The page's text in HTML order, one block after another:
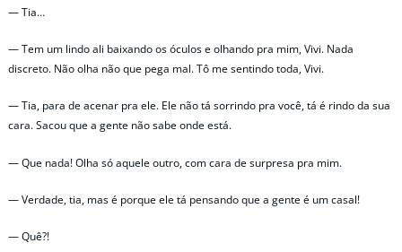
— Tia…
— Tem um lindo ali baixando os óculos e olhando pra mim, Vivi. Nada
discreto. Não olha não que pega mal. Tô me sentindo toda, Vivi.
— Tia, para de acenar pra ele. Ele não tá sorrindo pra você, tá é rindo da sua
cara. Sacou que a gente não sabe onde está.
— Que nada! Olha só aquele outro, com cara de surpresa pra mim.
— Verdade, tia, mas é porque ele tá pensando que a gente é um casal!
— Quê?!